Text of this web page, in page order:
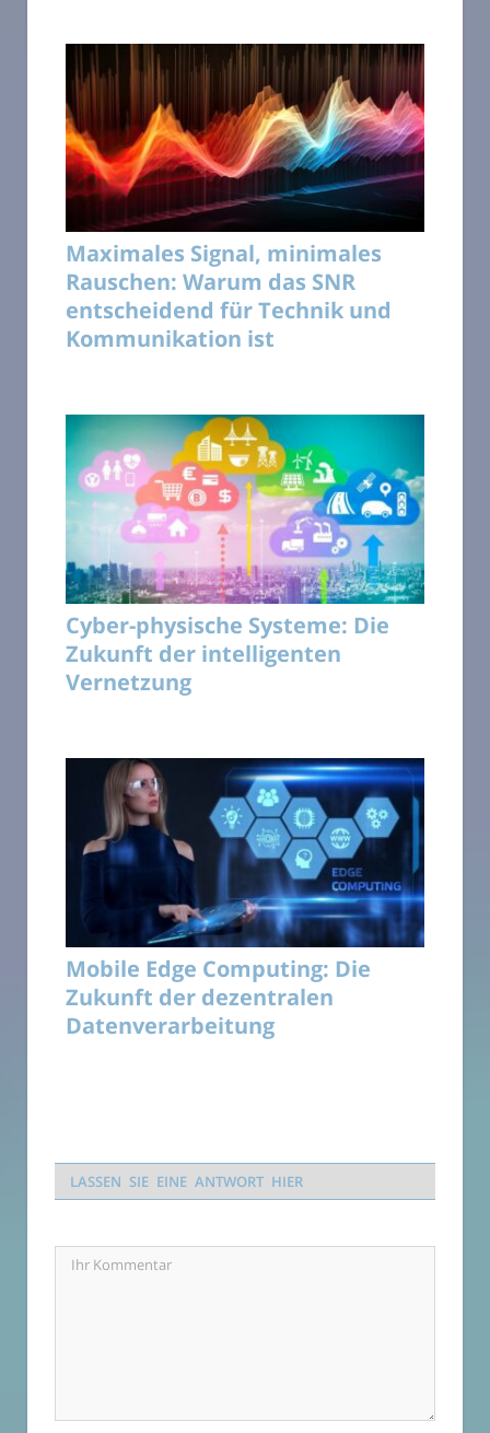
Maximales Signal, minimales
Rauschen: Warum das SNR
entscheidend für Technik und
Kommunikation ist
Cyber-physische Systeme: Die
Zukunft der intelligenten
Vernetzung
Mobile Edge Computing: Die
Zukunft der dezentralen
Datenverarbeitung
LASSEN SIE EINE ANTWORT HIER